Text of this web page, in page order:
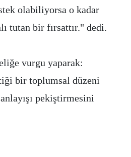
olabiliyorsa o kadar
tutan bir fırsattır." dedi.
vurgu yaparak:
bir toplumsal düzeni
pekiştirmesini